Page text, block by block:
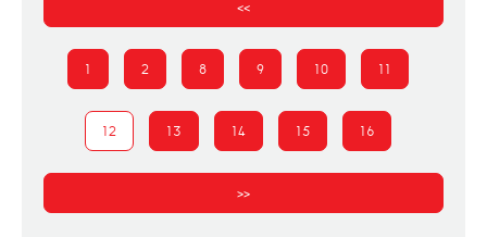
<<
1 2 8 9 10 11
12 13 14 15 16
>>